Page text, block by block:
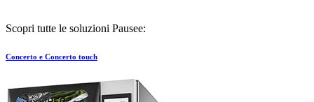
Scopri tutte le soluzioni Pausee:
Concerto e Concerto touch